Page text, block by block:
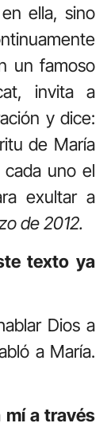
ella, sino
un famoso
invita a
y dice:
de María
uno el
exultar a
de 2012.
texto ya
Dios a
a María.
mí a través